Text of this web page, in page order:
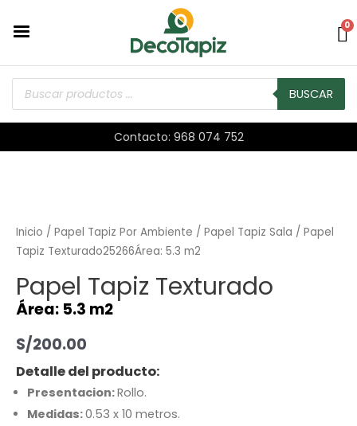
0
BUSCAR
Contacto: 968 074 752
Inicio / Papel Tapiz Por Ambiente / Papel Tapiz Sala / Papel
Tapiz Texturado25266Área: 5.3 m2
Papel Tapiz Texturado
Área: 5.3 m2
S/200.00
Detalle del producto:
Presentacion:Rollo.
Medidas:0.53 x 10 metros.